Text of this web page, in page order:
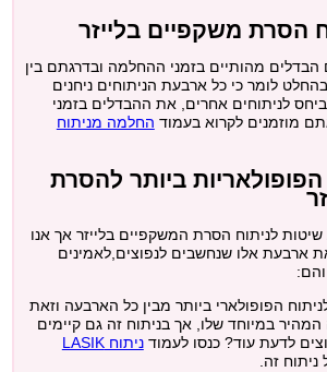
הסרת משקפיים בלייזר
הבדלים מהותיים בזמני ההחלמה ובדרגתם בין
לומר כי כל ארבעת הניתוחים ניחנים
לניתוחים אחרים, את ההבדלים בזמני
מוזמנים לקרוא בעמוד החלמה מניתוח
ביותר להסרת
שיטות לניתוח הסרת המשקפיים בלייזר אך אנו
ארבעת אלו שנחשבים לנפוצים,לאמינים
הפופולארי ביותר מבין כל הארבעה וזאת
במיוחד שלו, אך בניתוח זה גם קיימים
לדעת עוד? כנסו לעמודניתוח LASIK
זה.